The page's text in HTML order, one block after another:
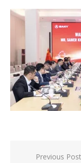
Previous Post